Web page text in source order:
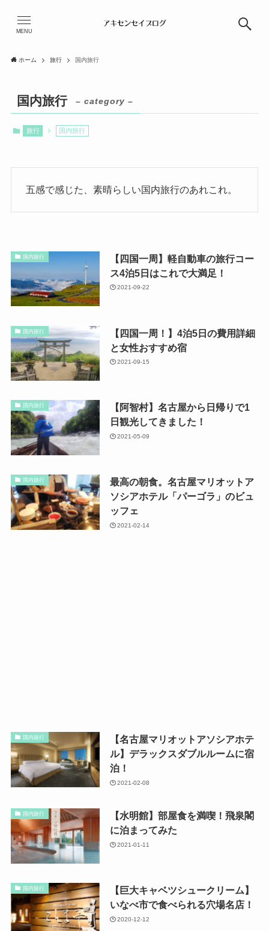
MENU
ホーム 旅行 国内旅行
国内旅行 – category –
旅行 国内旅行
五感で感じた、素晴らしい国内旅行のあれこれ。
国内旅行
【四国一周】軽自動車の旅行コー
ス4泊5日はこれで大満足！
2021-09-22
国内旅行
【四国一周！】4泊5日の費用詳細
と女性おすすめ宿
2021-09-15
国内旅行
【阿智村】名古屋から日帰りで1
日観光してきました！
2021-05-09
国内旅行
最高の朝食。名古屋マリオットア
ソシアホテル「パーゴラ」のビュ
ッフェ
2021-02-14
国内旅行
【名古屋マリオットアソシアホテ
ル】デラックスダブルルームに宿
泊！
2021-02-08
国内旅行
【水明館】部屋食を満喫！飛泉閣
に泊まってみた
2021-01-11
国内旅行
【巨大キャベツシュークリーム】
いなべ市で食べられる穴場名店！
2020-12-12